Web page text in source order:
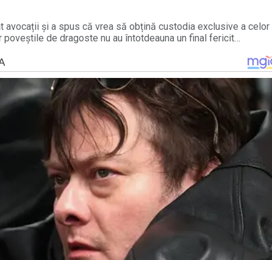
și a spus că vrea să obțină custodia exclusive a
de dragoste nu au întotdeauna un final fericit…